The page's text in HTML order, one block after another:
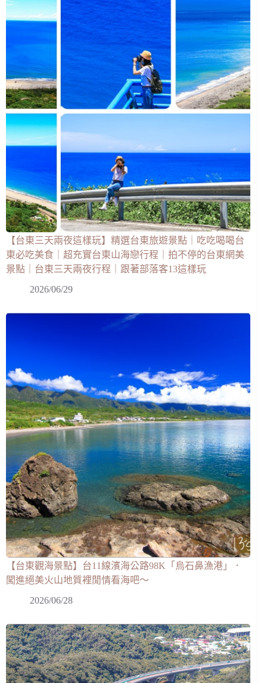
【台東三天兩夜這樣玩】精選台東旅遊景點｜吃吃喝喝台
東必吃美食｜超充實台東山海戀行程｜拍不停的台東網美
景點｜台東三天兩夜行程｜跟著部落客13這樣玩
2026/06/29
【台東觀海景點】台11線濱海公路98K「烏石鼻漁港」．
闖進絕美火山地質裡閒情看海吧～
2026/06/28